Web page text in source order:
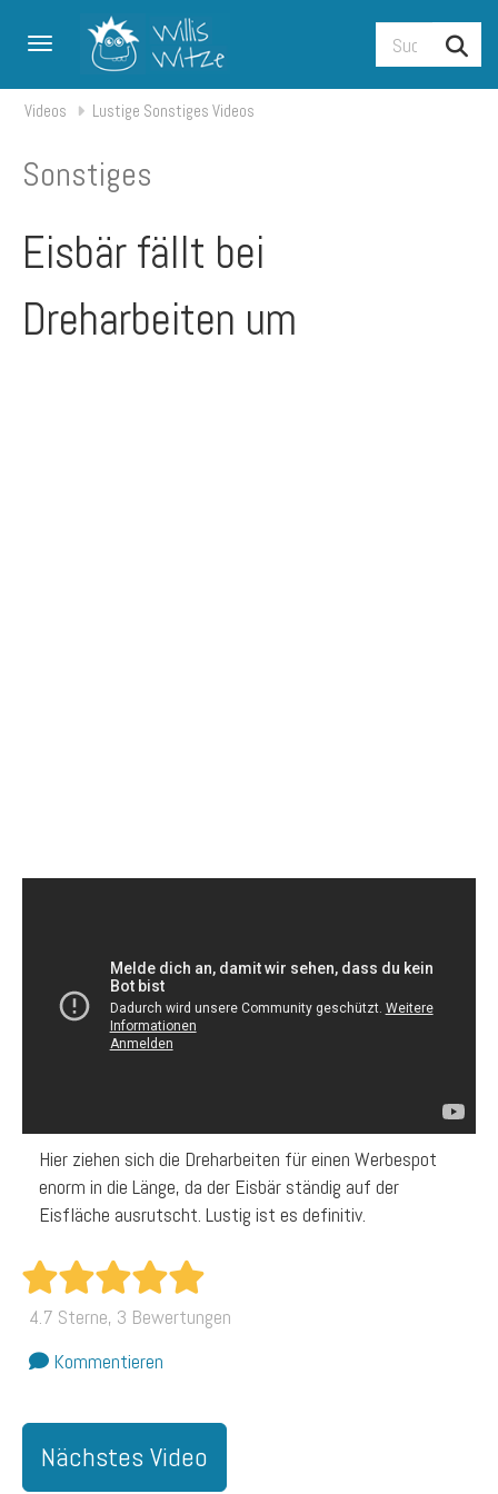
Toggle navigation
Videos Lustige Sonstiges Videos
Sonstiges
Eisbär fällt bei
Dreharbeiten um
Hier ziehen sich die Dreharbeiten für einen Werbespot
enorm in die Länge, da der Eisbär ständig auf der
Eisfläche ausrutscht. Lustig ist es definitiv.
4.7 Sterne, 3 Bewertungen
Kommentieren
Nächstes Video